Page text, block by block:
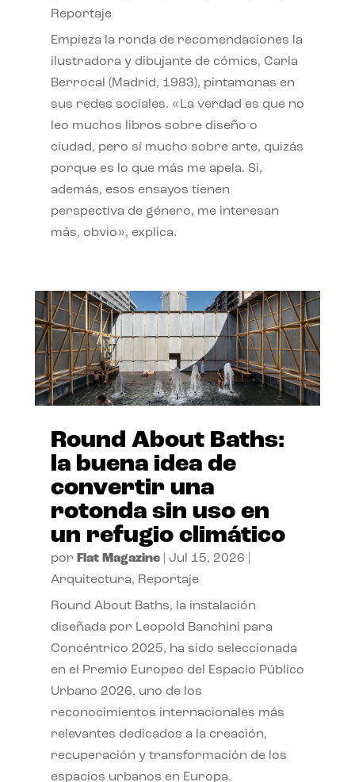
Reportaje
Empieza la ronda de recomendaciones la
ilustradora y dibujante de cómics, Carla
Berrocal (Madrid, 1983), pintamonas en
sus redes sociales. «La verdad es que no
leo muchos libros sobre diseño o
ciudad, pero sí mucho sobre arte, quizás
porque es lo que más me apela. Si,
además, esos ensayos tienen
perspectiva de género, me interesan
más, obvio», explica.
Round About Baths:
la buena idea de
convertir una
rotonda sin uso en
un refugio climático
por Flat Magazine| Jul 15, 2026
Arquitectura, Reportaje
Round About Baths, la instalación
diseñada por Leopold Banchini para
Concéntrico 2025, ha sido seleccionada
en el Premio Europeo del Espacio Público
Urbano 2026, uno de los
reconocimientos internacionales más
relevantes dedicados a la creación,
recuperación y transformación de los
espacios urbanos en Europa.